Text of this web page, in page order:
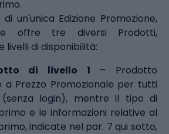
un'unica Edizione Promozione,
offre tre diversi Prodotti,
livelli di disponibilità:
di livello 1 – Prodotto
a Prezzo Promozionale per tutti
login), mentre il tipo di
e le informazioni relative al
indicate nel par. 7 qui sotto,